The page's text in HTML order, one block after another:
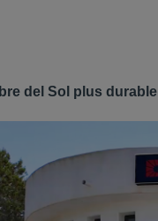
del Sol plus durable